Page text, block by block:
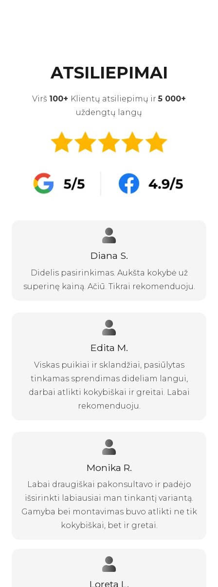
ATSILIEPIMAI
Virš 100+ Klientų atsiliepimų ir5 000+
uždengtų langų
Diana S.
Didelis pasirinkimas. Aukšta kokybė už
superinę kainą. Ačiū. Tikrai rekomenduoju.
Edita M.
Viskas puikiai ir sklandžiai, pasiūlytas
tinkamas sprendimas dideliam langui,
darbai atlikti kokybiškai ir greitai. Labai
rekomenduoju.
Monika R.
Labai draugiškai pakonsultavo ir padėjo
išsirinkti labiausiai man tinkantį variantą.
Gamyba bei montavimas buvo atlikti ne tik
kokybiškai, bet ir gretai.
Loreta L.